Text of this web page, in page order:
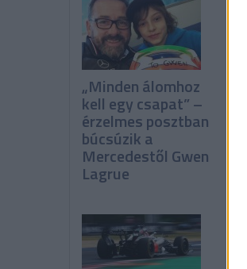
„Minden álomhoz
kell egy csapat” –
érzelmes posztban
búcsúzik a
Mercedestől Gwen
Lagrue